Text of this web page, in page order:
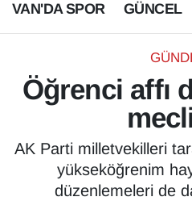
VAN'DA SPOR GÜNCEL
Öğrenci affı
AK Parti milletvekilleri
yükseköğrenim
düzenlemeleri de
ASAYİŞ
BİLİM VE TEKNOLOJİ
Biyografi
ÇEVRE
Van Hava Durumu
Van Namaz Vakitleri
Van Trafik Yoğunluk
Tüm Manşetler